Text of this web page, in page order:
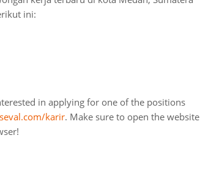
ini:
in applying for one of the positions
karir. Make sure to open the website